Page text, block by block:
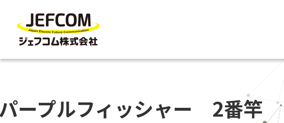
ープルフィッシャー 2番竿